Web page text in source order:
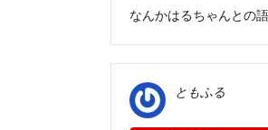
なんかはるちゃんとの
ともふる